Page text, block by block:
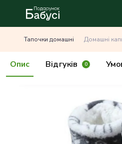
Тапочки домашні Домашні
Опис Відгуків 0